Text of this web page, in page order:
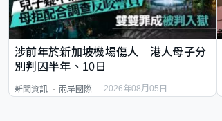
涉前年於新加坡機場傷人 港人母子分
別判囚半年、10日
新聞資訊 兩岸國際 2026年08月05日